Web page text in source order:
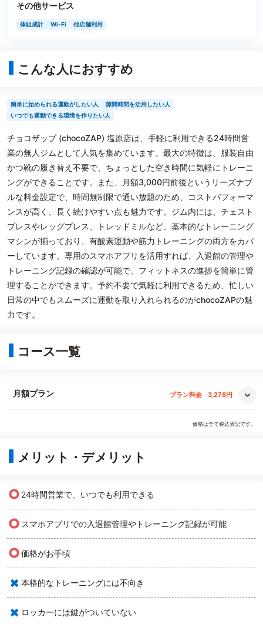
その他サービス
体組成計 Wi-Fi 他店舗利用
こんな人におすすめ
簡単に始められる運動がしたい人
隙間時間を活用したい人
いつでも運動できる環境を作りたい人
チョコザップ (chocoZAP) 塩原店は、手軽に利用できる24時間営
業の無人ジムとして人気を集めています。最大の特徴は、服装自由
かつ靴の履き替え不要で、ちょっとした空き時間に気軽にトレーニ
ングができることです。また、月額3,000円前後というリーズナブ
ルな料金設定で、時間無制限で通い放題のため、コストパフォーマ
ンスが高く、長く続けやすい点も魅力です。ジム内には、チェスト
プレスやレッグプレス、トレッドミルなど、基本的なトレーニング
マシンが揃っており、有酸素運動や筋力トレーニングの両方をカバ
ーしています。専用のスマホアプリを活用すれば、入退館の管理や
トレーニング記録の確認が可能で、フィットネスの進捗を簡単に管
理することができます。予約不要で気軽に利用できるため、忙しい
日常の中でもスムーズに運動を取り入れられるのがchocoZAPの魅
力です。
コース一覧
月額プラン プラン料金 3,278円
価格は全て税込表記です。
メリット・デメリット
○ 24時間営業で、いつでも利用できる
○ スマホアプリでの入退館管理やトレーニング記録が可能
○価格がお手頃
× 本格的なトレーニングには不向き
× ロッカーには鍵がついていない